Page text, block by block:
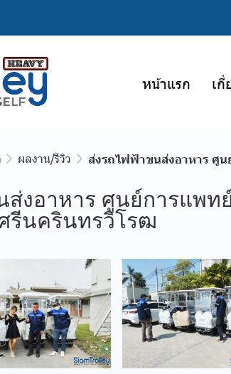
หน้าแรก เกี่
ผลงาน/รีวิว ส่งรถไฟฟ้าขนส่งอาหาร ศู
ส่งอาหาร ศูนย์การแพ
รีนครินทรวิโรฒ